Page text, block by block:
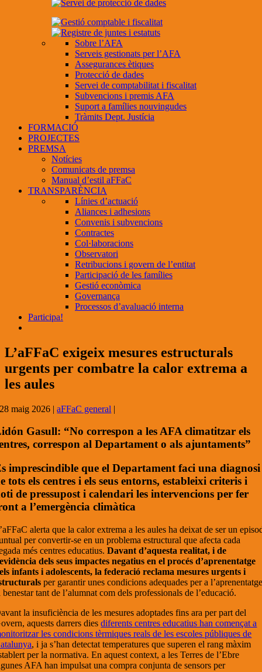
Sobre l’AFA
Serveis gestionats per l’AFA
Assegurances ètiques
Protecció de dades
Servei de comptabilitat i fiscalitat
Subvencions i premis AFA
Suport a famílies nouvingudes
Tràmits Dept. Justícia
FORMACIÓ
PROJECTES
PREMSA
Notícies
Comunicats de premsa
Manual d’estil aFFaC
TRANSPARÈNCIA
Línies d’actuació
Aliances i adhesions
Convenis i subvencions
Contractes
Col·laboracions
Observatori
Retribucions i govern de l’entitat
Participació de les famílies
Gestió econòmica
Governança
Processos d’avaluació interna
Participa!
L’aFFaC exigeix mesures estructurals
urgents per combatre la calor extrema a
les aules
28 maig 2026 |aFFaC general |
Gasull: “No correspon a les AFA climatitzar els
correspon al Departament o als ajuntaments”
imprescindible que el Departament faci una diagnosi
tots els centres i els seus entorns, estableixi criteris i
de pressupost i calendari les intervencions per fer
a l’emergència climàtica
alerta que la calor extrema a les aules ha deixat de ser un
per convertir-se en un problema estructural que afecta cada
més centres educatius.Davant d’aquesta realitat, i de
dels seus impactes negatius en el procés d’aprenentatge
infants i adolescents, la federació reclama mesures urgents i
per garantir unes condicions adequades per a
benestar tant de l’alumnat com dels professionals de l’educació.
la insuficiència de les mesures adoptades fins ara per part del
aquests darrers diesdiferents centres educatius han començat a
les condicions tèrmiques reals de les escoles públiques de
, i ja s’han detectat temperatures que superen el rang màxim
per la normativa. En aquest context, a les Terres de l’Ebre
AFA han impulsat una compra conjunta de sensors per